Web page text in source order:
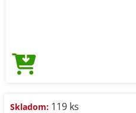
Skladom: 119 ks